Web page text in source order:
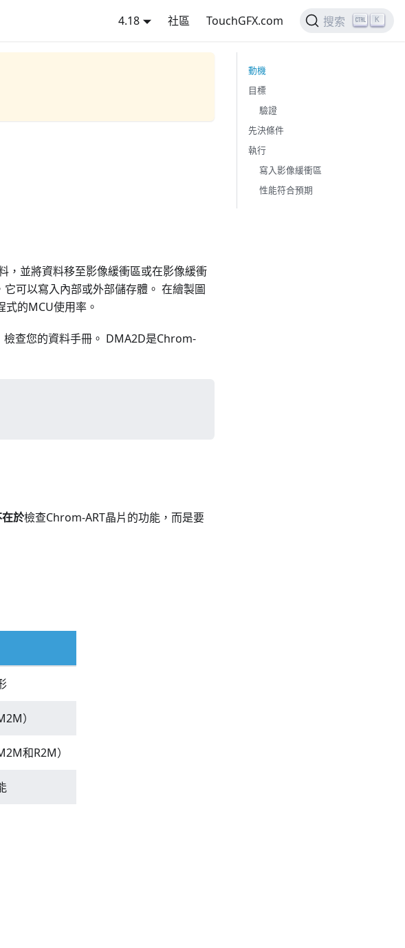
4.18 社區 TouchGFX.com 搜索 K
，並將資料移至影像緩衝區或在影像緩衝
可以寫入內部或外部儲存體。 在繪製圖
的MCU使用率。
查您的資料手冊。 DMA2D是Chrom-
於檢查Chrom-ART晶片的功能，而是要
）
和R2M）
動機
目標
驗證
先決條件
執行
寫入影像緩衝區
性能符合預期